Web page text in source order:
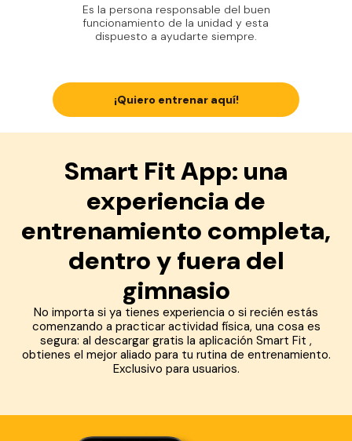
Es la persona responsable del buen
funcionamiento de la unidad y esta
dispuesto a ayudarte siempre.
¡Quiero entrenar aquí!
Smart Fit App: una
experiencia de
entrenamiento completa,
dentro y fuera del
gimnasio
No importa si ya tienes experiencia o si recién estás
comenzando a practicar actividad física, una cosa es
segura: al descargar gratis la aplicación Smart Fit ,
obtienes el mejor aliado para tu rutina de entrenamiento.
Exclusivo para usuarios.